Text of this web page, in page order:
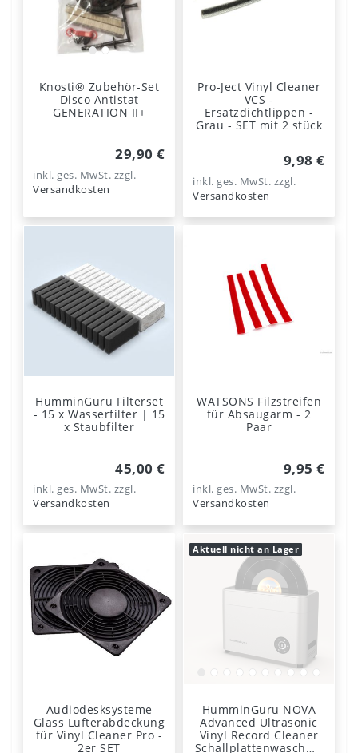
Knosti® Zubehör-Set
Disco Antistat
GENERATION II+
29,90 €
inkl. ges. MwSt. zzgl.
Versandkosten
Pro-Ject Vinyl Cleaner
VCS -
Ersatzdichtlippen -
Grau - SET mit 2 stück
9,98 €
inkl. ges. MwSt. zzgl.
Versandkosten
HumminGuru Filterset
- 15 x Wasserfilter | 15
x Staubfilter
45,00 €
inkl. ges. MwSt. zzgl.
Versandkosten
WATSONS Filzstreifen
für Absaugarm - 2
Paar
9,95 €
inkl. ges. MwSt. zzgl.
Versandkosten
Audiodesksysteme
Gläss Lüfterabdeckung
für Vinyl Cleaner Pro -
2er SET
Aktuell nicht an Lager
HumminGuru NOVA
Advanced Ultrasonic
Vinyl Record Cleaner
Schallplattenwaschma